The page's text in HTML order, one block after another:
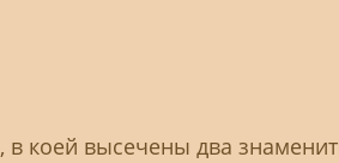
в коей высечены два